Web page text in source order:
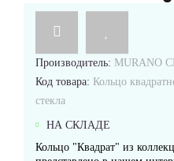
Производитель: MURANO
Код товара: Кольцо
стекла
НА СКЛАДЕ
Кольцо "Квадрат" из